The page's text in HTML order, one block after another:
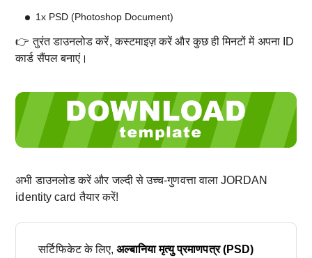
1x PSD (Photoshop Document)
👉 तुरंत डाउनलोड करें, कस्टमाइज़ करें और कुछ ही मिनटों में अपना ID
कार्ड सैंपल बनाएं।
अभी डाउनलोड करें और जल्दी से उच्च-गुणवत्ता वाला JORDAN
identity card तैयार करें!
सर्टिफिकेट के लिए,अल्बानिया मृत्यु प्रमाणपत्र (PSD)